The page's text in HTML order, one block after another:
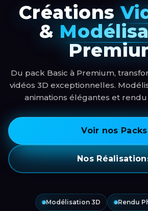
Créations
&
Du pack Basic à Premium,
vidéos 3D exceptionnelles.
animations élégantes et
Voir nos Packs
Nos
Modélisation 3D Rendu